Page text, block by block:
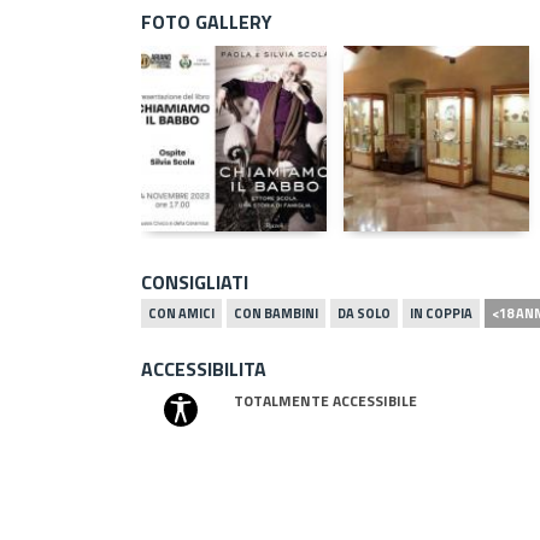
FOTO GALLERY
CONSIGLIATI
CON AMICI CON BAMBINI DA SOLO IN COPPIA <18
ACCESSIBILITA
TOTALMENTE ACCESSIBILE